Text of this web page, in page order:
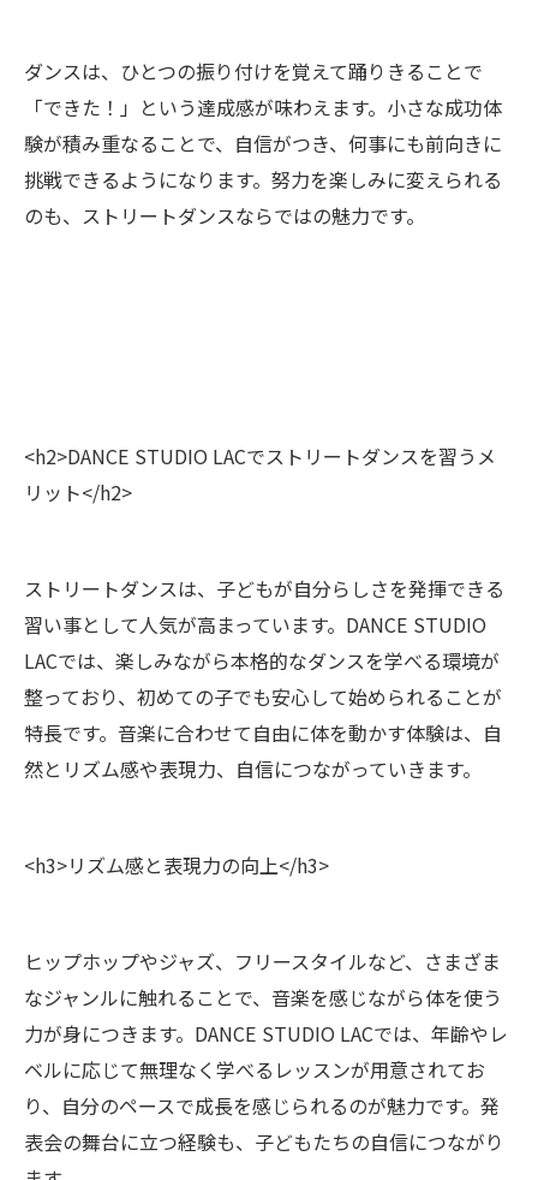
ダンスは、ひとつの振り付けを覚えて踊りきることで
「できた！」という達成感が味わえます。小さな成功体
験が積み重なることで、自信がつき、何事にも前向きに
挑戦できるようになります。努力を楽しみに変えられる
のも、ストリートダンスならではの魅力です。
<h2>DANCE STUDIO LACでストリートダンスを習うメ
リット</h2>
ストリートダンスは、子どもが自分らしさを発揮できる
習い事として人気が高まっています。DANCE STUDIO
LACでは、楽しみながら本格的なダンスを学べる環境が
整っており、初めての子でも安心して始められることが
特長です。音楽に合わせて自由に体を動かす体験は、自
然とリズム感や表現力、自信につながっていきます。
<h3>リズム感と表現力の向上</h3>
ヒップホップやジャズ、フリースタイルなど、さまざま
なジャンルに触れることで、音楽を感じながら体を使う
力が身につきます。DANCE STUDIO LACでは、年齢やレ
ベルに応じて無理なく学べるレッスンが用意されてお
り、自分のペースで成長を感じられるのが魅力です。発
表会の舞台に立つ経験も、子どもたちの自信につながり